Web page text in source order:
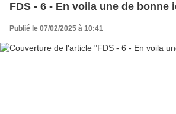
FDS - 6 - En voila une de bonne
Publié le 07/02/2025 à 10:41